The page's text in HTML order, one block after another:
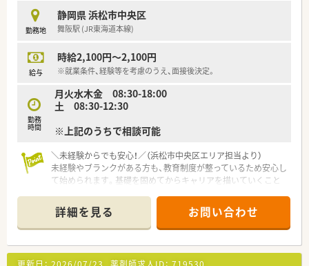
★刷新された新規採用者研修
中途入社ならではの悩みを解消し、さくら薬局グループのビジョ
ンや社内規定などをご案内。
て、安心してキャリアをスタートいただくための研修です。
店舗OJT・フォローアップや通常の社内研修と絡めて中途入社専
安心して飛び込める体制が整備されています。
全店舗で地域連携薬局を目指している地域に根差した調剤薬局
がん診療連携拠点病院等との密な連携を行いつつ、より高度な薬
学管理や、
高い専門性が求められる特殊な調剤に対応できる専門医療機関
連携薬局も取得しています。
本社から業界動向などの情報が常に発信されており、患者様や医
療機関と信頼関係を築きやすい体制があるのも認定薬局が増え
ている理由の1つです。
★安心して働ける環境と福利厚生制度
勤務地
静岡県 浜松市中央区
舞阪駅 (JR東海道本線)
給与
時給2,100円～2,100円
※就業条件、経験等を考慮のうえ、面接後決定。
勤務
時間
月火水木金 08:30-18:00
土 08:30-12:30
※上記のうちで相談可能
＼未経験からでも安心！／（浜松市中央区エリア担当より）
未経験やブランクがある方も、教育制度が整っているため安心し
て始められます。基礎を固めてからキャリアを描いていくこと
【店舗情報と応需状況について】
■舞阪駅から車で6分ほどの場所にあり、マイカー通勤が可能で
毎日の通勤も非常に便利な立地にある店舗です。
■近隣の医療機関から小児科や耳鼻科アレルギー科の処方箋を1
詳細を見る お問い合わせ